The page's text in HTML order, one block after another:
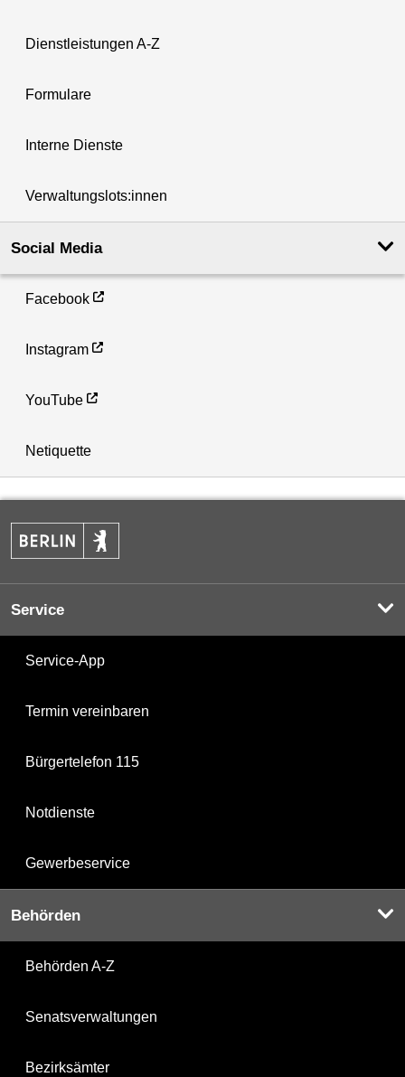
Dienstleistungen A-Z
Formulare
Interne Dienste
Verwaltungslots:innen
Social Media
Facebook
Instagram
YouTube
Netiquette
Service
Service-App
Termin vereinbaren
Bürgertelefon 115
Notdienste
Gewerbeservice
Behörden
Behörden A-Z
Senatsverwaltungen
Bezirksämter